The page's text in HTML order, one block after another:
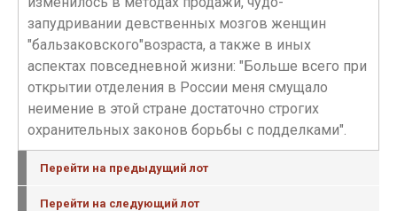
запудривании девственных мозгов женщин
"бальзаковского"возраста, а также в иных
аспектах повседневной жизни: "Больше всего при
открытии отделения в России меня смущало
неимение в этой стране достаточно строгих
охранительных законов борьбы с подделками".
Перейти на предыдущий лот
Перейти на следующий лот